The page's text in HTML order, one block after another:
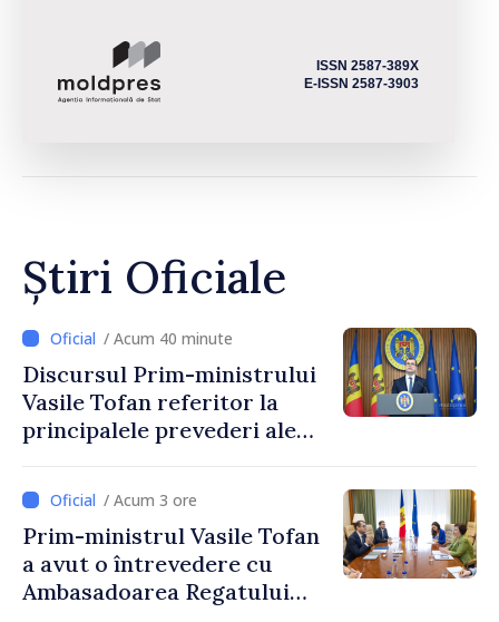
ISSN 2587-389X
E-ISSN 2587-3903
Știri Oficiale
/ Acum 40 minute
Discursul Prim-ministrului
Vasile Tofan referitor la
principalele prevederi ale
2027
/ Acum 3 ore
Prim-ministrul Vasile Tofan
a avut o întrevedere cu
Ambasadoarea Regatului